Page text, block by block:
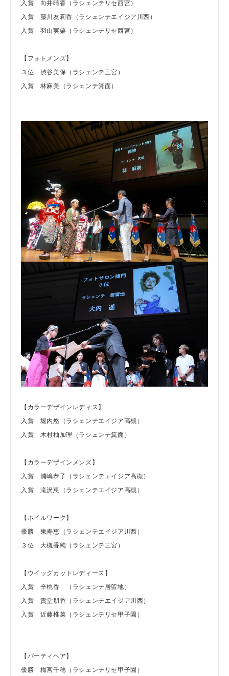
入賞 向井晴香（ラシェンテリセ西宮）
入賞 藤川友莉香（ラシェンテエイジア川西）
入賞 羽山実栗（ラシェンテリセ西宮）
【フォトメンズ】
３位 渋谷美保（ラシェンテ三宮）
入賞 林麻美（ラシェンテ箕面）
【カラーデザインレディス】
入賞 堀内悠（ラシェンテエイジア高槻）
入賞 木村柚加理（ラシェンテ箕面）
【カラーデザインメンズ】
入賞 浦嶋恭子（ラシェンテエイジア高槻）
入賞 滝沢恵（ラシェンテエイジア高槻）
【ホイルワーク】
優勝 東寿恵（ラシェンテエイジア川西）
３位 大槻香純（ラシェンテ三宮）
【ウイッグカットレディース】
入賞 辛桃香 （ラシェンテ居留地）
入賞 貴堂朋香（ラシェンテエイジア川西）
入賞 近藤椎菜（ラシェンテリセ甲子園）
【パーティヘア】
優勝 梅宮千穂（ラシェンテリセ甲子園）